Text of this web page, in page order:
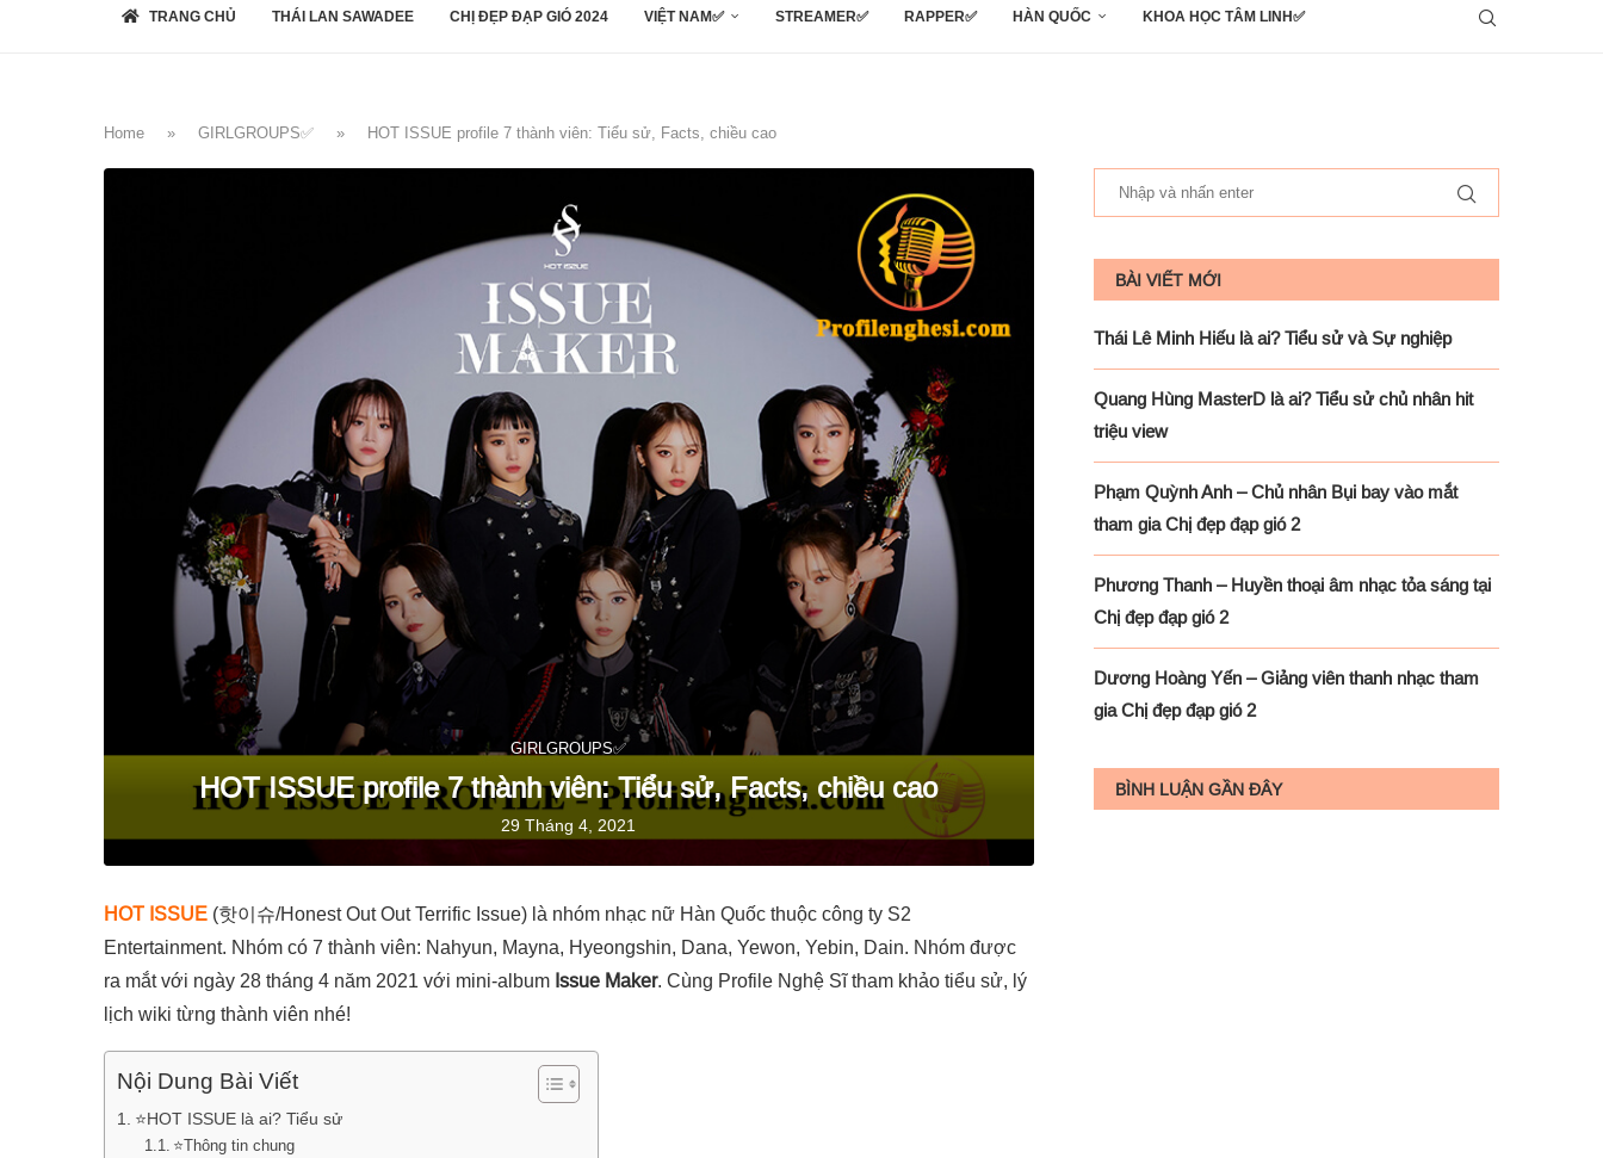
TRANG CHỦ THÁI LAN SAWADEE CHỊ ĐẸP ĐẠP GIÓ 2024 VIỆT NAM✅ STREAMER✅ RAPPER✅ HÀN QUỐC KHOA HỌC TÂM LINH✅
Home » GIRLGROUPS✅ » HOT ISSUE profile 7 thành viên: Tiểu sử, Facts, chiều cao
GIRLGROUPS✅
HOT ISSUE profile 7 thành viên: Tiểu sử, Facts, chiều cao
29 Tháng 4, 2021
HOT ISSUE (핫이슈/Honest Out Out Terrific Issue) là nhóm nhạc nữ Hàn Quốc thuộc công ty S2
Entertainment. Nhóm có 7 thành viên: Nahyun, Mayna, Hyeongshin, Dana, Yewon, Yebin, Dain. Nhóm được
ra mắt với ngày 28 tháng 4 năm 2021 với mini-album Issue Maker. Cùng Profile Nghệ Sĩ tham khảo tiểu sử, lý
lịch wiki từng thành viên nhé!
Nội Dung Bài Viết
⭐HOT ISSUE là ai? Tiểu sử
⭐Thông tin chung
BÀI VIẾT MỚI
Thái Lê Minh Hiếu là ai? Tiểu sử và Sự nghiệp
Quang Hùng MasterD là ai? Tiểu sử chủ nhân hit
triệu view
Phạm Quỳnh Anh – Chủ nhân Bụi bay vào mắt
tham gia Chị đẹp đạp gió 2
Phương Thanh – Huyền thoại âm nhạc tỏa sáng tại
Chị đẹp đạp gió 2
Dương Hoàng Yến – Giảng viên thanh nhạc tham
gia Chị đẹp đạp gió 2
BÌNH LUẬN GẦN ĐÂY